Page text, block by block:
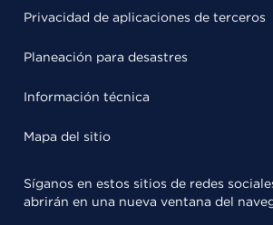
Privacidad de aplicaciones de terceros
Planeación para desastres
Información técnica
Mapa del sitio
Síganos en estos sitios de redes
abrirán en una nueva ventana del